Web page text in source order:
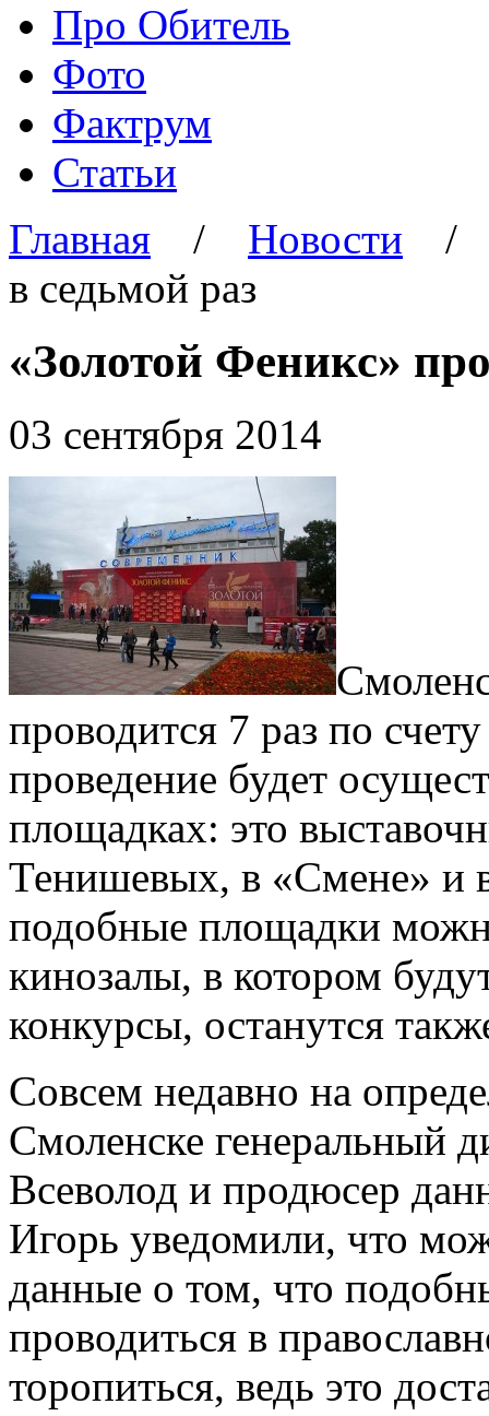
Про Обитель
Фото
Фактрум
Статьи
Главная / Новости
в седьмой раз
«Золотой Феникс»
03 сентября 2014
проводится 7 раз по
проведение будет
площадках: это
Тенишевых, в «Смене» и
подобные площадки
кинозалы, в котором
конкурсы, останутся
Совсем недавно на
Смоленске генеральный
Всеволод и продюсер
Игорь уведомили, что
данные о том, что
проводиться в
торопиться, ведь это